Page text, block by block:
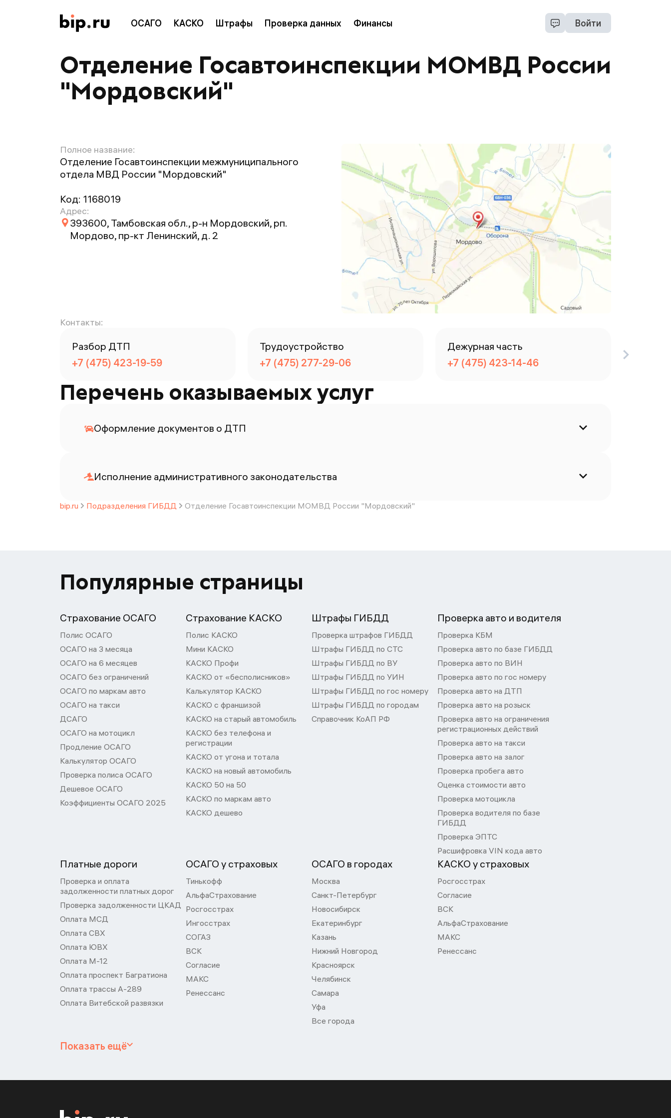
ОСАГО КАСКО Штрафы Проверка данных Финансы Войти
Отделение Госавтоинспекции МОМВД России
"Мордовский"
Полное название:
Отделение Госавтоинспекции межмуниципального
отдела МВД России "Мордовский"
Код: 1168019
Адрес:
393600, Тамбовская обл., р-н Мордовский, рп.
Мордово, пр-кт Ленинский, д. 2
Контакты:
Разбор ДТП
+7 (475) 423-19-59
Трудоустройство
+7 (475) 277-29-06
Дежурная часть
+7 (475) 423-14-46
Перечень оказываемых услуг
Оформление документов о ДТП
Исполнение административного законодательства
bip.ru Подразделения ГИБДД Отделение Госавтоинспекции МОМВД России "Мордовский"
Популярные страницы
Страхование ОСАГО
Полис ОСАГО
ОСАГО на 3 месяца
ОСАГО на 6 месяцев
ОСАГО без ограничений
ОСАГО по маркам авто
ОСАГО на такси
ДСАГО
ОСАГО на мотоцикл
Продление ОСАГО
Калькулятор ОСАГО
Проверка полиса ОСАГО
Дешевое ОСАГО
Коэффициенты ОСАГО 2025
Страхование КАСКО
Полис КАСКО
Мини КАСКО
КАСКО Профи
КАСКО от «бесполисников»
Калькулятор КАСКО
КАСКО с франшизой
КАСКО на старый автомобиль
КАСКО без телефона и
регистрации
КАСКО от угона и тотала
КАСКО на новый автомобиль
КАСКО 50 на 50
КАСКО по маркам авто
КАСКО дешево
Штрафы ГИБДД
Проверка штрафов ГИБДД
Штрафы ГИБДД по СТС
Штрафы ГИБДД по ВУ
Штрафы ГИБДД по УИН
Штрафы ГИБДД по гос номеру
Штрафы ГИБДД по городам
Справочник КоАП РФ
Проверка авто и водителя
Проверка КБМ
Проверка авто по базе ГИБДД
Проверка авто по ВИН
Проверка авто по гос номеру
Проверка авто на ДТП
Проверка авто на розыск
Проверка авто на ограничения
регистрационных действий
Проверка авто на такси
Проверка авто на залог
Проверка пробега авто
Оценка стоимости авто
Проверка мотоцикла
Проверка водителя по базе
ГИБДД
Проверка ЭПТС
Расшифровка VIN кода авто
Платные дороги
Проверка и оплата
задолженности платных дорог
Проверка задолженности ЦКАД
Оплата МСД
Оплата СВХ
Оплата ЮВХ
Оплата М-12
Оплата проспект Багратиона
Оплата трассы А-289
Оплата Витебской развязки
ОСАГО у страховых
Тинькофф
АльфаСтрахование
Росгосстрах
Ингосстрах
СОГАЗ
ВСК
Согласие
МАКС
Ренессанс
ОСАГО в городах
Москва
Санкт-Петербург
Новосибирск
Екатеринбург
Казань
Нижний Новгород
Красноярск
Челябинск
Самара
Уфа
Все города
КАСКО у страховых
Росгосстрах
Согласие
ВСК
АльфаСтрахование
МАКС
Ренессанс
Показать ещё